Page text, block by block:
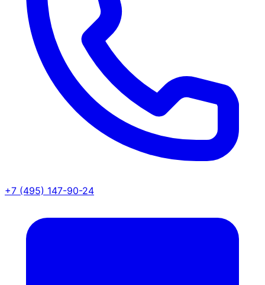
+7 (495) 147-90-24